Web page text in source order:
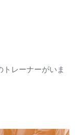
レーナーがいま